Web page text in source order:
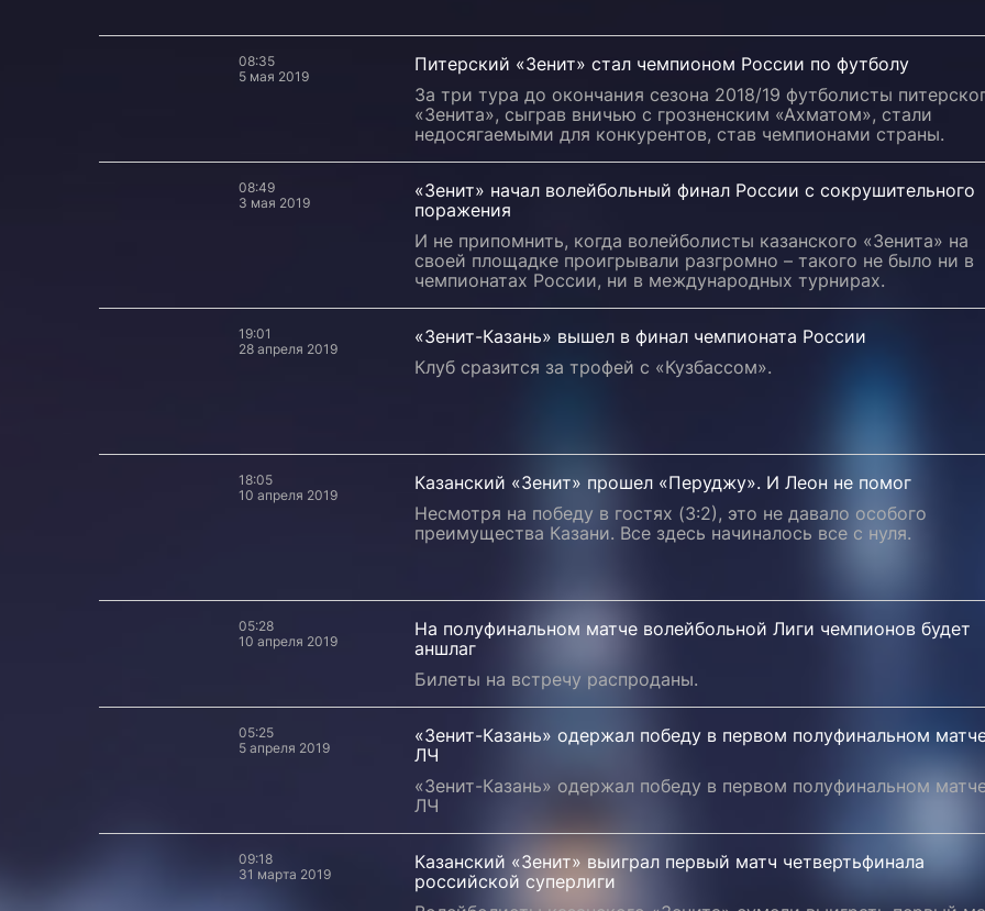
08:35
5 мая 2019
Питерский «Зенит» стал чемпионом России по футболу
За три тура до окончания сезона 2018/19 футболисты
«Зенита», сыграв вничью с грозненским «Ахматом», стали
недосягаемыми для конкурентов, став чемпионами страны.
08:49
3 мая 2019
«Зенит» начал волейбольный финал России с сокрушительного
поражения
И не припомнить, когда волейболисты казанского «Зенита» на
своей площадке проигрывали разгромно – такого не было ни в
чемпионатах России, ни в международных турнирах.
19:01
28 апреля 2019
«Зенит-Казань» вышел в финал чемпионата России
Клуб сразится за трофей с «Кузбассом».
18:05
10 апреля 2019
Казанский «Зенит» прошел «Перуджу». И Леон не помог
Несмотря на победу в гостях (3:2), это не давало особого
преимущества Казани. Все здесь начиналось все с нуля.
05:28
10 апреля 2019
На полуфинальном матче волейбольной Лиги чемпионов будет
аншлаг
Билеты на встречу распроданы.
05:25
5 апреля 2019
«Зенит-Казань» одержал победу в первом полуфинальном
ЛЧ
«Зенит-Казань» одержал победу в первом полуфинальном
ЛЧ
09:18
31 марта 2019
Казанский «Зенит» выиграл первый матч четвертьфинала
российской суперлиги